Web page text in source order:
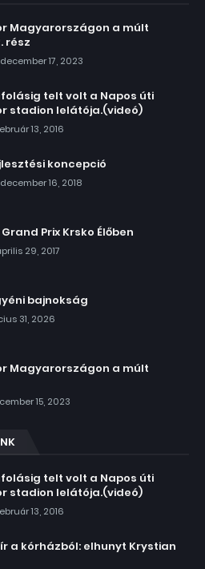
Magyarországon a múlt
rész
17, 2023
telt volt a Napos úti
stadion lelátója.(videó)
13, 2016
koncepció
16, 2018
Prix Krsko Élőben
29, 2017
bajnokság
31, 2026
Magyarországon a múlt
15, 2023
telt volt a Napos úti
stadion lelátója.(videó)
13, 2016
a kórházból: elhunyt Krystian